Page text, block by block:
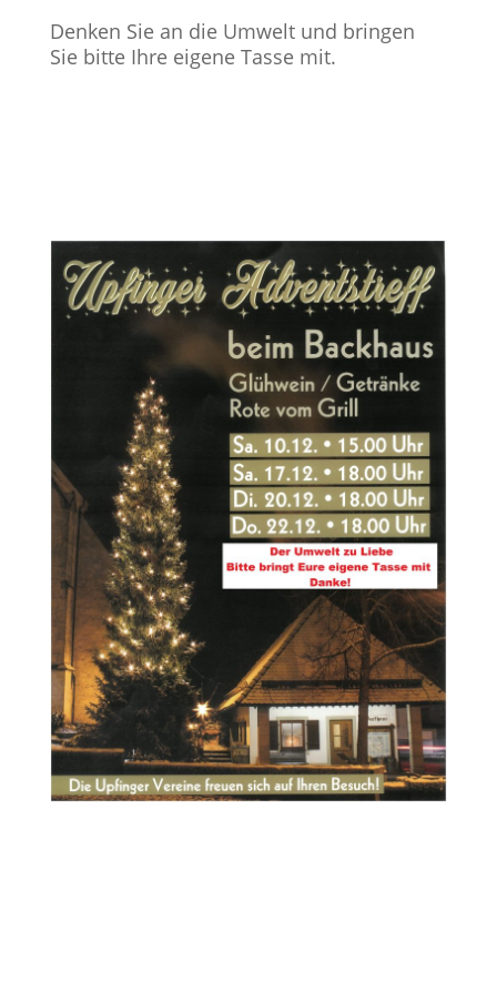
Denken Sie an die Umwelt und bringen
Sie bitte Ihre eigene Tasse mit.